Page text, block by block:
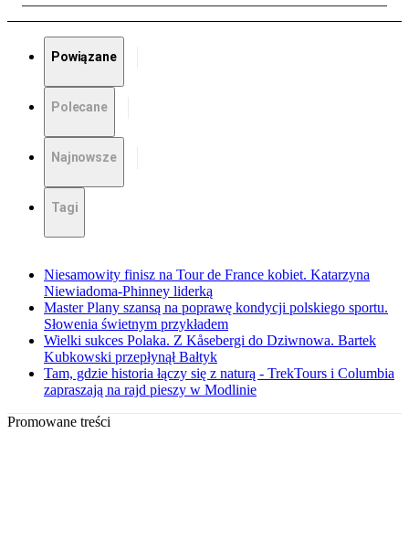
Powiązane
Polecane
Najnowsze
Tagi
Niesamowity finisz na Tour de France kobiet. Katarzyna
Niewiadoma-Phinney liderką
Master Plany szansą na poprawę kondycji polskiego sportu.
Słowenia świetnym przykładem
Wielki sukces Polaka. Z Kåsebergi do Dziwnowa. Bartek
Kubkowski przepłynął Bałtyk
Tam, gdzie historia łączy się z naturą - TrekTours i Columbia
zapraszają na rajd pieszy w Modlinie
Promowane treści